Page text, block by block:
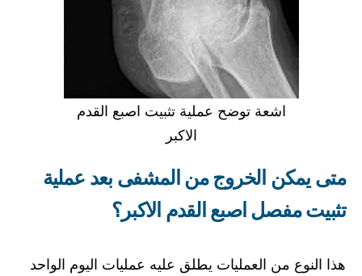
اشعة توضح عملية تثبيت اصبع القدم
الاكبر
متى يمكن الخروج من المشفى بعد عملية
تثبيت مفصل اصبع القدم الاكبر؟
هذا النوع من العمليات يطلق عليه عمليات اليوم الواحد